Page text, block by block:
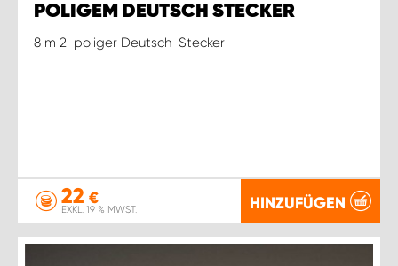
POLIGEM DEUTSCH STECKER
8 m 2-poliger Deutsch-Stecker
22 €
EXKL. 19 % MWST. HINZUFÜGEN